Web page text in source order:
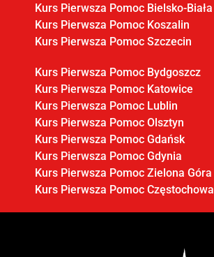
Kurs Pierwsza Pomoc Bielsko-Biała
Kurs Pierwsza Pomoc Koszalin
Kurs Pierwsza Pomoc Szczecin
Kurs Pierwsza Pomoc Bydgoszcz
Kurs Pierwsza Pomoc Katowice
Kurs Pierwsza Pomoc Lublin
Kurs Pierwsza Pomoc Olsztyn
Kurs Pierwsza Pomoc Gdańsk
Kurs Pierwsza Pomoc Gdynia
Kurs Pierwsza Pomoc Zielona Góra
Kurs Pierwsza Pomoc Częstochowa